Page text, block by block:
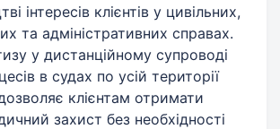
інтересів клієнтів у цивільних,
та адміністративних справах.
у дистанційному супроводі
в судах по усій території
клієнтам отримати
захист без необхідності